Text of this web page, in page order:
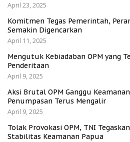
April 23, 2025
Komitmen Tegas Pemerintah,
Semakin Digencarkan
April 11, 2025
Mengutuk Kebiadaban OPM yang
Penderitaan
April 9, 2025
Aksi Brutal OPM Ganggu
Penumpasan Terus Mengalir
April 9, 2025
Tolak Provokasi OPM, TNI
Stabilitas Keamanan Papua